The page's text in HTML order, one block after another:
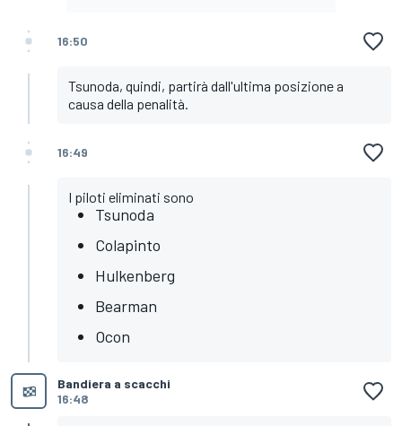
16:50
Tsunoda, quindi, partirà dall'ultima posizione a
causa della penalità.
16:49
I piloti eliminati sono
Tsunoda
Colapinto
Hulkenberg
Bearman
Ocon
Bandiera a scacchi
16:48